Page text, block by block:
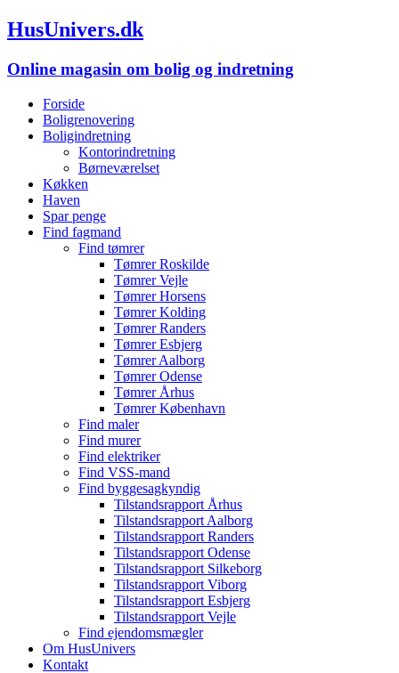
HusUnivers.dk
Online magasin om bolig og indretning
Forside
Boligrenovering
Boligindretning
Kontorindretning
Børneværelset
Køkken
Haven
Spar penge
Find fagmand
Find tømrer
Tømrer Roskilde
Tømrer Vejle
Tømrer Horsens
Tømrer Kolding
Tømrer Randers
Tømrer Esbjerg
Tømrer Aalborg
Tømrer Odense
Tømrer Århus
Tømrer København
Find maler
Find murer
Find elektriker
Find VSS-mand
Find byggesagkyndig
Tilstandsrapport Århus
Tilstandsrapport Aalborg
Tilstandsrapport Randers
Tilstandsrapport Odense
Tilstandsrapport Silkeborg
Tilstandsrapport Viborg
Tilstandsrapport Esbjerg
Tilstandsrapport Vejle
Find ejendomsmægler
Om HusUnivers
Kontakt